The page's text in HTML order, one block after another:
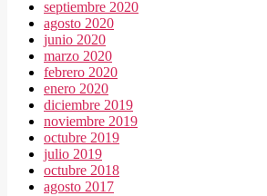
septiembre 2020
agosto 2020
junio 2020
marzo 2020
febrero 2020
enero 2020
diciembre 2019
noviembre 2019
octubre 2019
julio 2019
octubre 2018
agosto 2017